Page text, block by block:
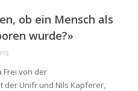
ob ein Mensch als
wurde?»
Frei von der
der Unifr und Nils Kapferer,